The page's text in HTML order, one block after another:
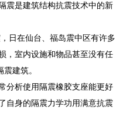
震是建筑结构抗震技术中的新
日在仙台、福岛震中区有许多
，室内设施和物品甚至没有任
建筑。
分析使用隔震橡胶支座能更好
自身的隔震力学功用满意抗震